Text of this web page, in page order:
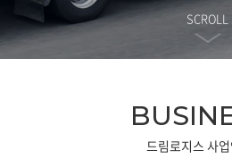
SCROLL
드림로지스 사